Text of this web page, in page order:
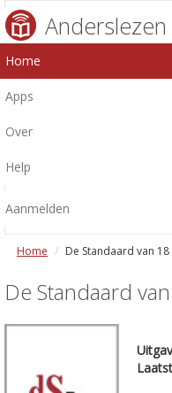
Anderslezen
Home
Apps
Over
Help
Aanmelden
Home De Standaard van
De Standaard